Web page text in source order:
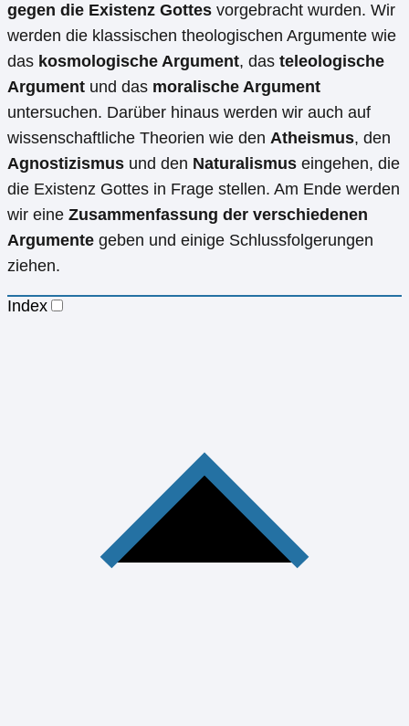
gegen die Existenz Gottes vorgebracht wurden. Wir
werden die klassischen theologischen Argumente wie
das kosmologische Argument, das teleologische
Argument und das moralische Argument
untersuchen. Darüber hinaus werden wir auch auf
wissenschaftliche Theorien wie den Atheismus, den
Agnostizismus und den Naturalismus eingehen, die
die Existenz Gottes in Frage stellen. Am Ende werden
wir eine Zusammenfassung der verschiedenen
Argumente geben und einige Schlussfolgerungen
ziehen.
Index